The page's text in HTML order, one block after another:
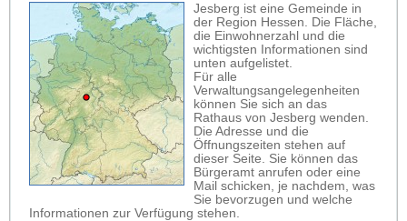
Jesberg ist eine Gemeinde in
der Region Hessen. Die Fläche,
die Einwohnerzahl und die
wichtigsten Informationen sind
unten aufgelistet.
Für alle
Verwaltungsangelegenheiten
können Sie sich an das
Rathaus von Jesberg wenden.
Die Adresse und die
Öffnungszeiten stehen auf
dieser Seite. Sie können das
Bürgeramt anrufen oder eine
Mail schicken, je nachdem, was
Sie bevorzugen und welche
Informationen zur Verfügung stehen.